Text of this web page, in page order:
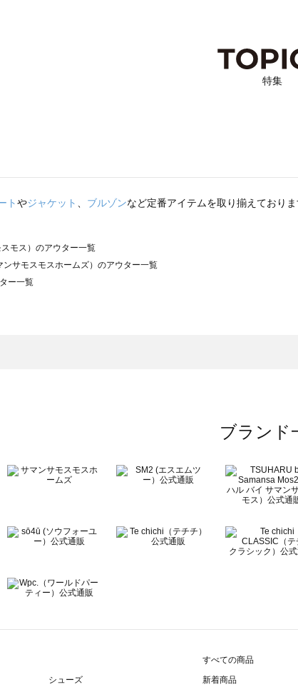
特集
トやジャケット ブルゾンなど定番アイテムを取り揃えており
モス）のアウター一覧
サモスモスホームズ）のアウター一覧
ー一覧
ツハルバイサマンサモスモス）のアウター一覧
サモスモス ラーゴム）のアウター一覧
ルー）のアウター一覧
アウター一覧
ブランド
シューズ
すべての商品
新着商品